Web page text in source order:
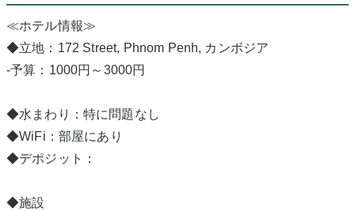
≪ホテル情報≫
◆立地：172 Street, Phnom Penh, カンボジア
-予算：1000円～3000円
◆水まわり：特に問題なし
◆WiFi：部屋にあり
◆デポジット：
◆施設